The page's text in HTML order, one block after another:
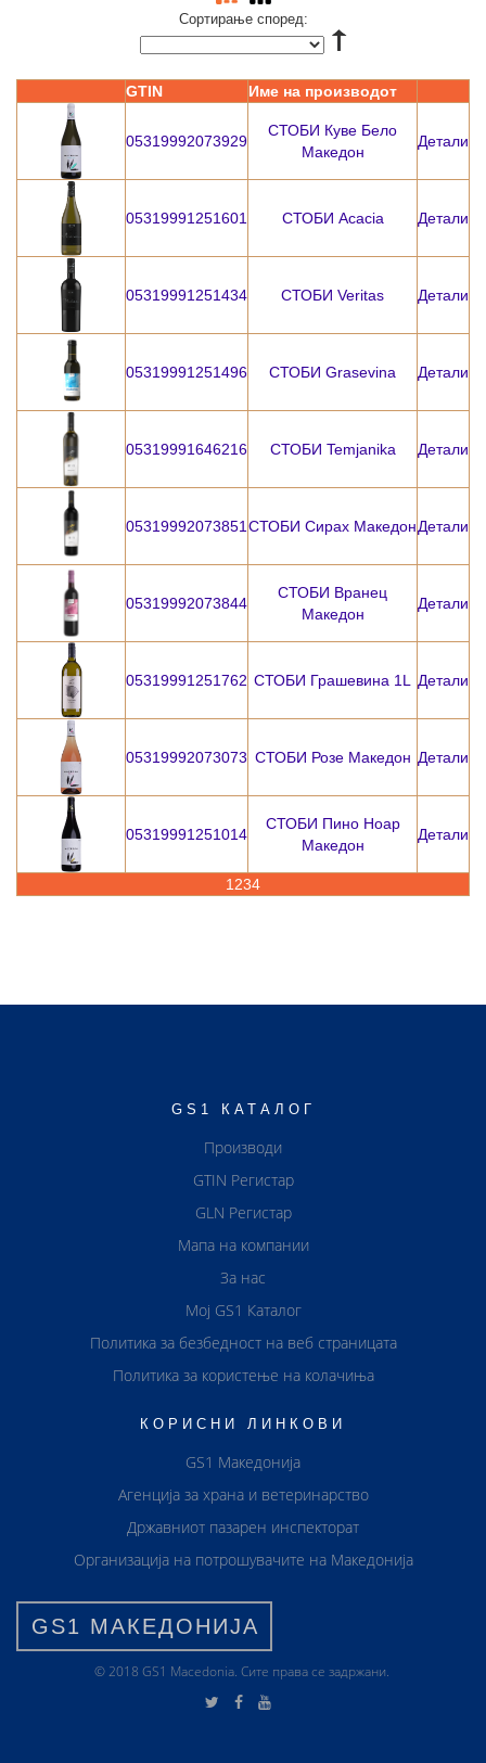
Сортирање според:
GTIN Име на производот
05319992073929
СТОБИ Куве Бело
Македон
Детали
05319991251601 СТОБИ Acacia Детали
05319991251434 СТОБИ Veritas Детали
05319991251496 СТОБИ Grasevina Детали
05319991646216 СТОБИ Temjanika Детали
05319992073851 СТОБИ Сирах МакедонДетали
05319992073844
СТОБИ Вранец
Македон
Детали
05319991251762 СТОБИ Грашевина 1L Детали
05319992073073 СТОБИ Розе Македон Детали
05319991251014
СТОБИ Пино Ноар
Македон
Детали
1 234
GS1 КАТАЛОГ
Производи
GTIN Регистар
GLN Регистар
Мапа на компании
За нас
Мој GS1 Каталог
Политика за безбедност на веб страницата
Политика за користење на колачиња
КОРИСНИ ЛИНКОВИ
GS1 Македонија
Агенција за храна и ветеринарство
Државниот пазарен инспекторат
Организација на потрошувачите на Македонија
GS1 МАКЕДОНИЈА
© 2018 GS1 Маcedonia. Сите права се задржани.